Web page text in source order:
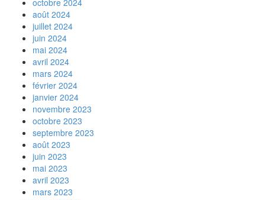
octobre 2024
août 2024
juillet 2024
juin 2024
mai 2024
avril 2024
mars 2024
février 2024
janvier 2024
novembre 2023
octobre 2023
septembre 2023
août 2023
juin 2023
mai 2023
avril 2023
mars 2023